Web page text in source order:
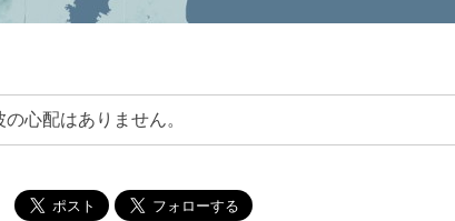
心配はありません。